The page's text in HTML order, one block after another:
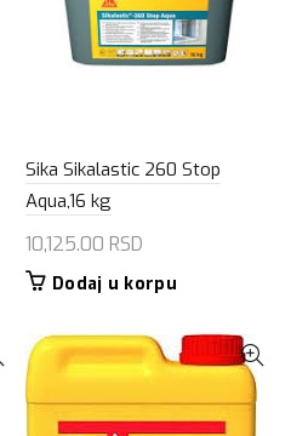
Sika Sikalastic 260 Stop
Aqua,16 kg
10,125.00 RSD
Dodaj u korpu